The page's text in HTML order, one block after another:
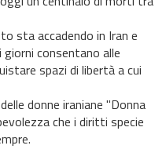
sta accadendo in Iran e
consentano alle
spazi di libertà a cui
donne iraniane "Donna
che i diritti specie